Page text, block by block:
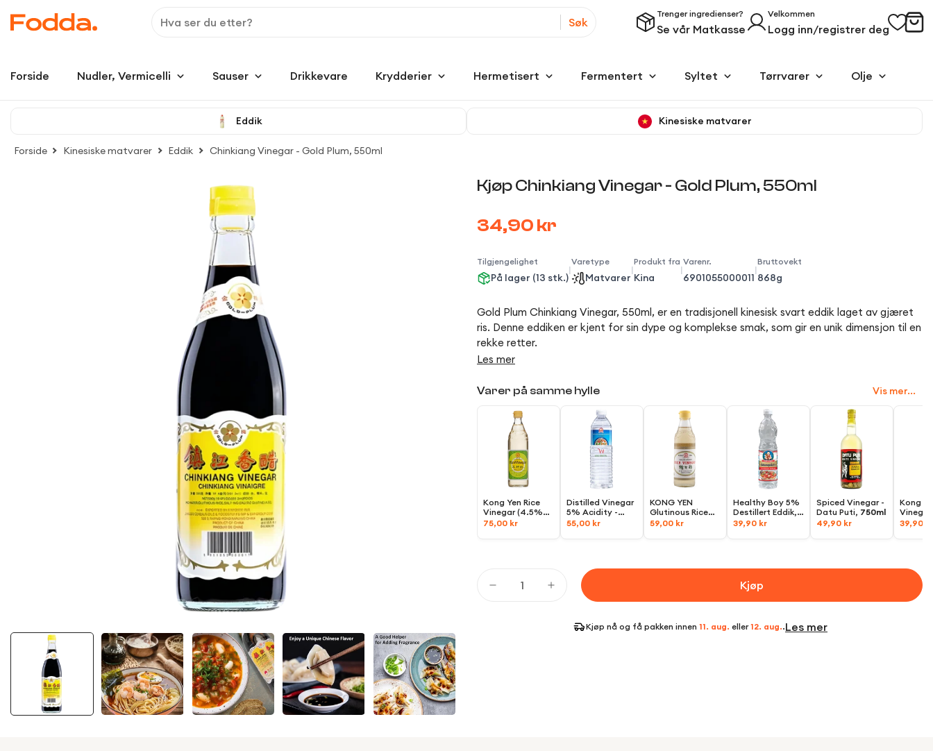
Søk
Trenger ingredienser?
Se vår Matkasse
Velkommen
Logg inn/registrer deg
Forside Nudler, Vermicelli Sauser Drikkevare Krydderier Hermetisert Fermentert Syltet Tørrvarer Olje
Eddik Kinesiske matvarer
Forside Kinesiske matvarer Eddik Chinkiang Vinegar - Gold Plum, 550ml
Kjøp Chinkiang Vinegar - Gold Plum, 550ml
34,90 kr
Tilgjengelighet
På lager (13 stk.)
|
Varetype
Matvarer
|
Produkt fra
Kina
|
Varenr.
6901055000011
|
Bruttovekt
868g
Gold Plum Chinkiang Vinegar, 550ml, er en tradisjonell kinesisk svart eddik laget av gjæret
ris. Denne eddiken er kjent for sin dype og komplekse smak, som gir en unik dimensjon til en
rekke retter.
Les mer
Varer på samme hylle Vis mer...
Kong Yen Rice
Vinegar (4.5%
Acidity),
75,00 kr
Distilled Vinegar
5% Acidity -
Golden
55,00 kr
KONG YEN
Glutinous Rice
Vinegar (4.5%
59,00 kr
Healthy Boy 5%
Destillert Eddik,
700ml
39,90 kr
Spiced Vinegar -
Datu Puti, 750ml
49,90 kr
Kong
Vinegar
39,90 kr
Kjøp
Kjøp nå og få pakken innen 11. aug. eller12. aug..Les mer